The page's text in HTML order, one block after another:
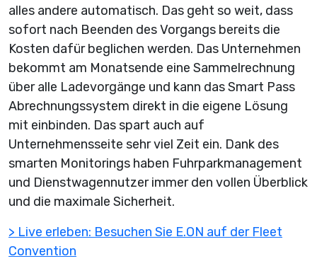
alles andere automatisch. Das geht so weit, dass
sofort nach Beenden des Vorgangs bereits die
Kosten dafür beglichen werden. Das Unternehmen
bekommt am Monatsende eine Sammelrechnung
über alle Ladevorgänge und kann das Smart Pass
Abrechnungssystem direkt in die eigene Lösung
mit einbinden. Das spart auch auf
Unternehmensseite sehr viel Zeit ein. Dank des
smarten Monitorings haben Fuhrparkmanagement
und Dienstwagennutzer immer den vollen Überblick
und die maximale Sicherheit.
> Live erleben: Besuchen Sie E.ON auf der Fleet
Convention